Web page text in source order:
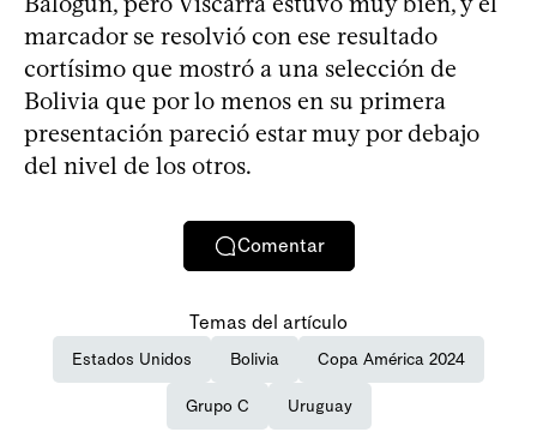
marcador se resolvió con ese resultado
cortísimo que mostró a una selección de
Bolivia que por lo menos en su primera
presentación pareció estar muy por debajo
del nivel de los otros.
Comentar
Temas del artículo
Estados Unidos Bolivia Copa América 2024
Grupo C Uruguay